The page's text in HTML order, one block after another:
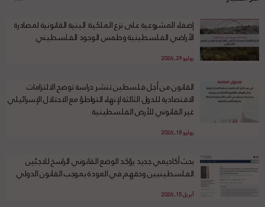
إضفاء المشروعية على نزع الملكية: البنية القانونية لمصادرة
الأراضي الفلسطينية وطمس الوجود الفلسطيني
يوليو 29, 2026
القانون من أجل فلسطين تنشر دراسة توضح الالتزامات
الاقتصادية للدول الثالثة لإنهاء التواطؤ مع الاحتلال الإسرائيلي
غير القانوني للأرض الفلسطينية
يوليو 18, 2026
بحث أكاديمي جديد يؤكد الوضع القانوني الراسخ للاجئين
الفلسطينيين وحقهم في العودة بموجب القانون الدولي
أبريل 15, 2026